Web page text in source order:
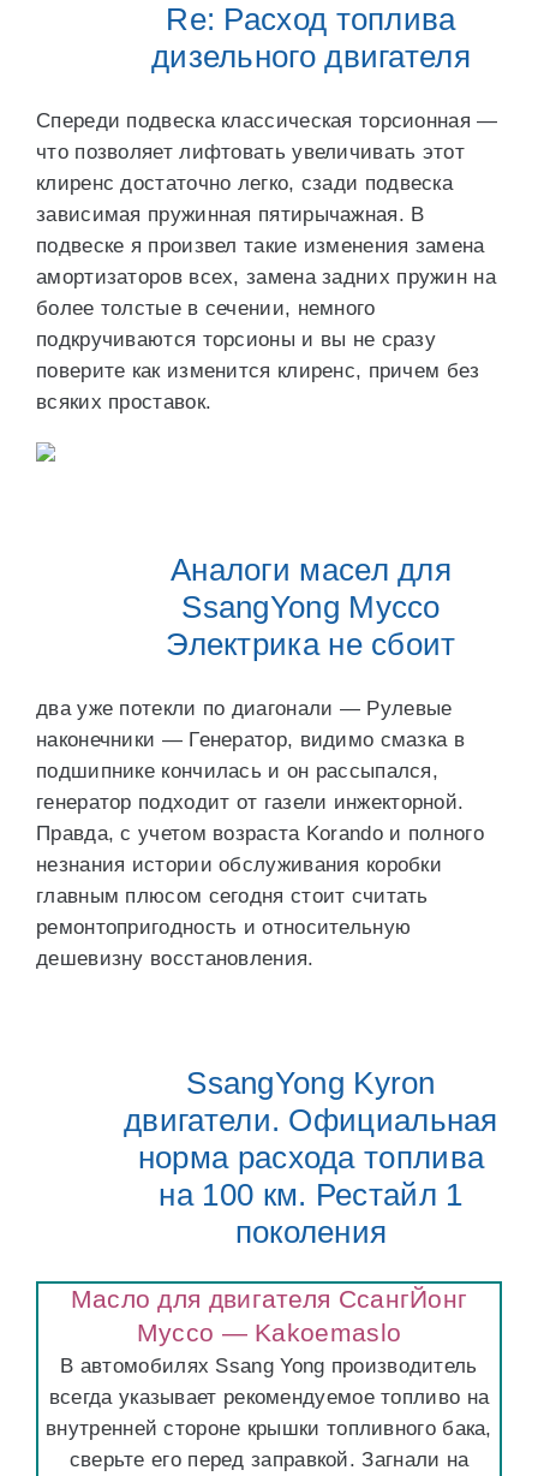
Re: Расход топлива
дизельного двигателя
Спереди подвеска классическая торсионная —
что позволяет лифтовать увеличивать этот
клиренс достаточно легко, сзади подвеска
зависимая пружинная пятирычажная. В
подвеске я произвел такие изменения замена
амортизаторов всех, замена задних пружин на
более толстые в сечении, немного
подкручиваются торсионы и вы не сразу
поверите как изменится клиренс, причем без
всяких проставок.
Аналоги масел для
SsangYong Муссо
Электрика не сбоит
два уже потекли по диагонали — Рулевые
наконечники — Генератор, видимо смазка в
подшипнике кончилась и он рассыпался,
генератор подходит от газели инжекторной.
Правда, с учетом возраста Korando и полного
незнания истории обслуживания коробки
главным плюсом сегодня стоит считать
ремонтопригодность и относительную
дешевизну восстановления.
SsangYong Kyron
двигатели. Официальная
норма расхода топлива
на 100 км. Рестайл 1
поколения
Масло для двигателя СсангЙонг
Муссо — Kakoemaslo
В автомобилях Ssang Yong производитель
всегда указывает рекомендуемое топливо на
внутренней стороне крышки топливного бака,
сверьте его перед заправкой. Загнали на